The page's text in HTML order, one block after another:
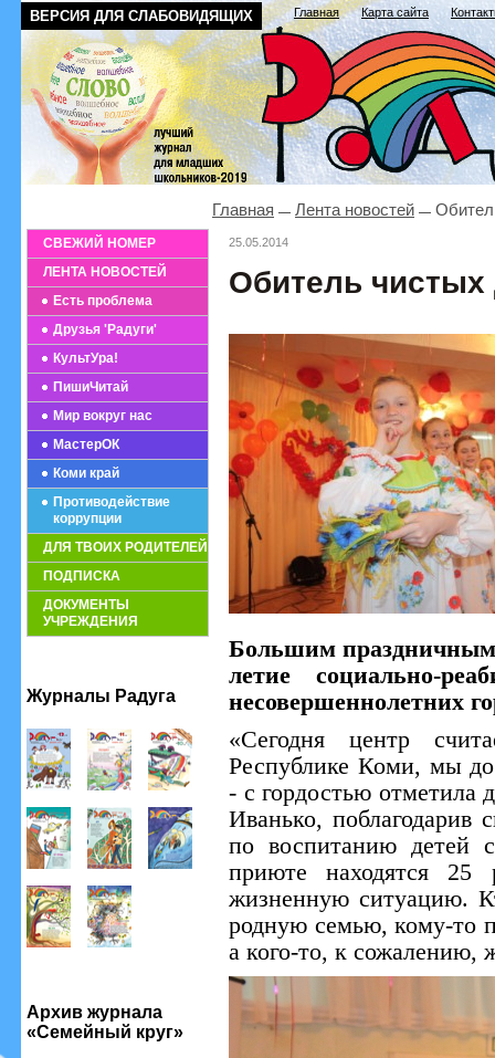
ВЕРСИЯ ДЛЯ СЛАБОВИДЯЩИХ Главная Карта сайта
СВЕЖИЙ НОМЕР
ЛЕНТА НОВОСТЕЙ
Есть проблема
Друзья 'Радуги'
КультУра!
ПишиЧитай
Мир вокруг нас
МастерОК
Коми край
Противодействие
коррупции
ДЛЯ ТВОИХ РОДИТЕЛЕЙ
ПОДПИСКА
ДОКУМЕНТЫ
УЧРЕЖДЕНИЯ
Журналы Радуга
Архив журнала
«Семейный круг»
Главная Лента новостей
25.05.2014
Обитель чистых
Большим праздничным
летие социально-
несовершеннолетних
«Сегодня центр
Республике Коми, мы
- с гордостью отметила
Иванько, поблагодарив
по воспитанию детей
приюте находятся 25
жизненную ситуацию.
родную семью, кому-то
а кого-то, к сожалению,